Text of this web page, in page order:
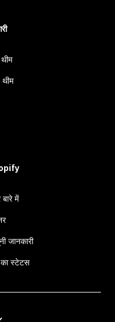
बारे में
जानकारी
का स्टेटस